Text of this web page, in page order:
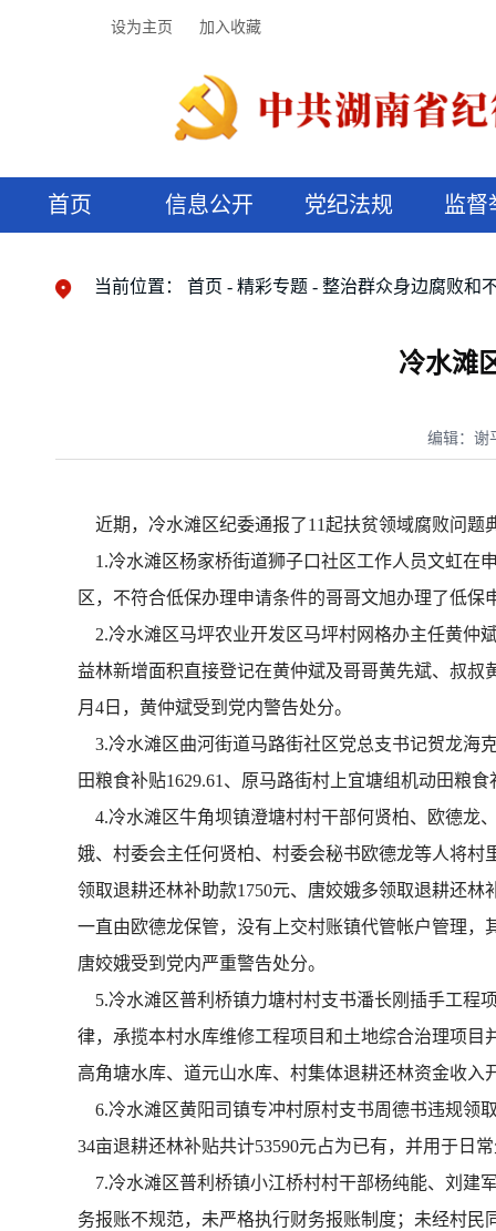
设为主页 加入收藏
首页 信息公开 党纪法规 监督
当前位置： 首页 精彩专题 整治群众身边腐败和
冷水滩
编辑：谢
近期，冷水滩区纪委通报了11起扶贫领域腐败问题
1.冷水滩区杨家桥街道狮子口社区工作人员文虹在
区，不符合低保办理申请条件的哥哥文旭办理了低
2.冷水滩区马坪农业开发区马坪村网格办主任黄仲
益林新增面积直接登记在黄仲斌及哥哥黄先斌、叔叔
月4日，黄仲斌受到党内警告处分。
3.冷水滩区曲河街道马路街社区党总支书记贺龙海
田粮食补贴1629.61、原马路街村上宜塘组机动田粮
4.冷水滩区牛角坝镇澄塘村村干部何贤柏、欧德龙
娥、村委会主任何贤柏、村委会秘书欧德龙等人将村
领取退耕还林补助款1750元、唐姣娥多领取退耕还林
一直由欧德龙保管，没有上交村账镇代管帐户管理，
唐姣娥受到党内严重警告处分。
5.冷水滩区普利桥镇力塘村村支书潘长刚插手工程
律，承揽本村水库维修工程项目和土地综合治理项目
高角塘水库、道元山水库、村集体退耕还林资金收入
6.冷水滩区黄阳司镇专冲村原村支书周德书违规领
34亩退耕还林补贴共计53590元占为已有，并用于日
7.冷水滩区普利桥镇小江桥村村干部杨纯能、刘建
务报账不规范，未严格执行财务报账制度；未经村